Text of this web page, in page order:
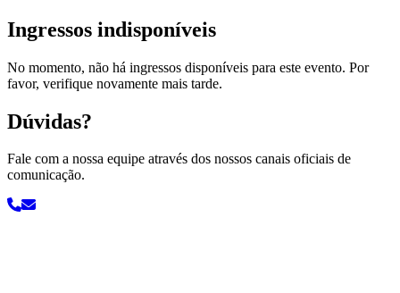
Ingressos indisponíveis
No momento, não há ingressos disponíveis para este evento. Por
favor, verifique novamente mais tarde.
Dúvidas?
Fale com a nossa equipe através dos nossos canais oficiais de
comunicação.